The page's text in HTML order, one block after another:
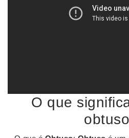
O que